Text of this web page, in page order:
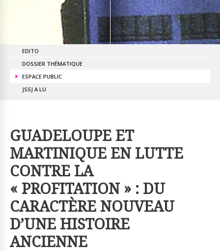
EDITO
DOSSIER THÉMATIQUE
ESPACE PUBLIC
JSSJ A LU
GUADELOUPE ET
MARTINIQUE EN LUTTE
CONTRE LA
« PROFITATION » : DU
CARACTÈRE NOUVEAU
D’UNE HISTOIRE
ANCIENNE